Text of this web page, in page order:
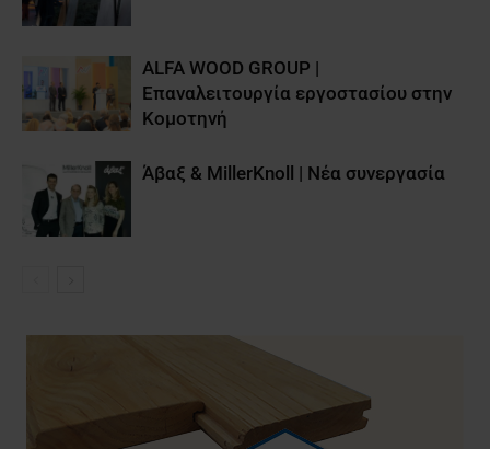
ALFA WOOD GROUP |
Επαναλειτουργία εργοστασίου στην
Κομοτηνή
Άβαξ & MillerKnoll | Νέα συνεργασία